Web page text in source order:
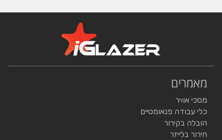
מאמרים
מסכי אוויר
כלי עבודה פנאומטיים
הובלה בקירור
חירור בלייזר